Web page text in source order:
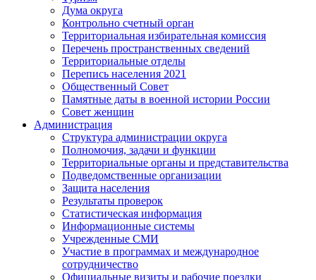
Дума округа
Контрольно счетный орган
Территориальная избирательная комиссия
Перечень пространственных сведений
Территориальные отделы
Перепись населения 2021
Общественный Совет
Памятные даты в военной истории России
Совет женщин
Администрация
Структура администрации округа
Полномочия, задачи и функции
Территориальные органы и представительства
Подведомственные организации
Защита населения
Результаты проверок
Статистическая информация
Информационные системы
Учрежденные СМИ
Участие в программах и международное
сотрудничество
Официальные визиты и рабочие поездки